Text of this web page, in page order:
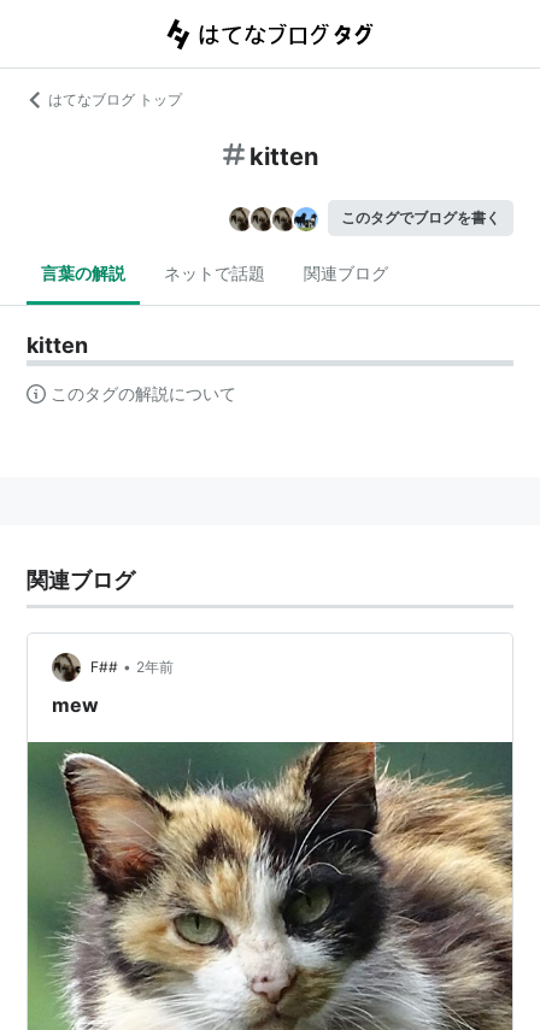
はてなブログ トップ
kitten
このタグでブログを書く
言葉の解説 ネットで話題 関連ブログ
kitten
このタグの解説について
関連ブログ
F## • 2年前
mew